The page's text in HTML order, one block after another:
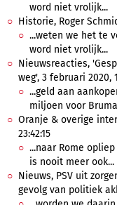
word niet vrolijk...
Historie, Roger
...weten we het te
word niet vrolijk...
Nieuwsreacties,
weg', 3 februari 2020,
...geld aan
miljoen voor
Oranje & overige
23:42:15
...naar Rome
is nooit meer ook...
Nieuws, PSV uit
gevolg van politiek